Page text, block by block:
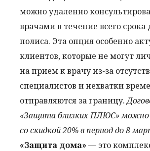
можно удаленно
врачами в течение всего срока
полиса. Эта опция особенно
клиентов, которые не могут
на прием к врачу из-за
специалистов и нехватки
отправляются за границу.
«Защита близких ПЛЮС» можно
со скидкой 20% в период до 8
«Защита дома» — это